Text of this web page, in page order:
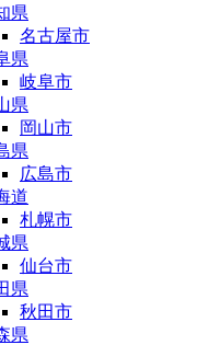
県
名古屋市
県
岐阜市
県
岡山市
県
広島市
道
札幌市
県
仙台市
県
秋田市
県